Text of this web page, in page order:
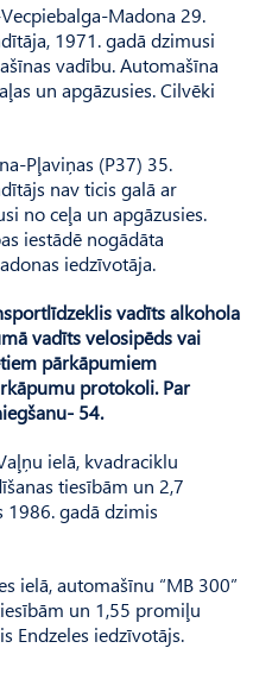
Madona 29.
1971. gadā dzimusi
vadību. Automašīna
un apgāzusies. Cilvēki
Pļaviņas (P37) 35.
nav ticis galā ar
no ceļa un apgāzusies.
iestādē nogādāta
iedzīvotāja.
vadīts alkohola
vadīts velosipēds vai
pārkāpumiem
protokoli. Par
54.
ielā, kvadraciklu
tiesībām un 2,7
gadā dzimis
ielā, automašīnu “MB 300”
un 1,55 promiļu
Endzeles iedzīvotājs.